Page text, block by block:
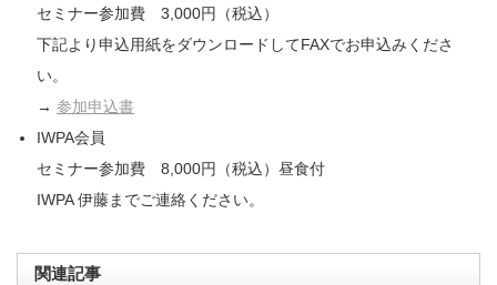
セミナー参加費 3,000円（税込）
下記より申込用紙をダウンロードしてFAXでお申込みくださ
い。
→参加申込書
IWPA会員
セミナー参加費 8,000円（税込）昼食付
IWPA 伊藤までご連絡ください。
関連記事